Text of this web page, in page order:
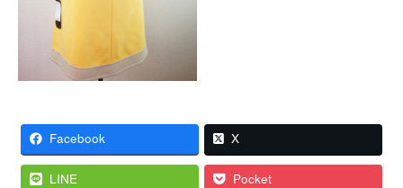
Facebook X
LINE Pocket